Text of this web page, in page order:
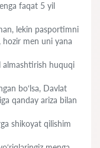
faqat 5 yil
lekin pasportimni
hozir men uni yana
almashtirish huquqi
bo‘lsa, Davlat
qanday ariza bilan
shikoyat qilishim